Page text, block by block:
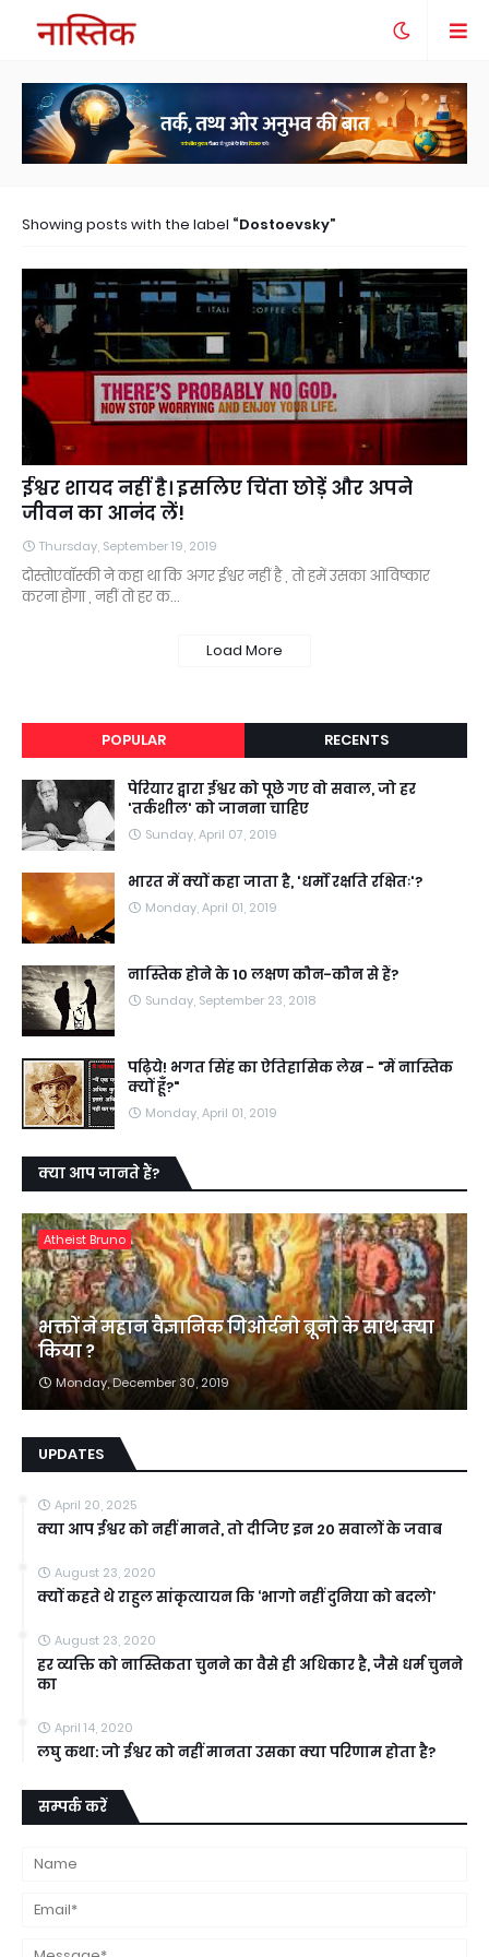
Showing posts with the label Dostoevsky
ईश्वर शायद नहीं है। इसलिए चिंता छोड़ें और अपने
जीवन का आनंद लें!
Thursday, September 19, 2019
दोस्तोएवॉस्की ने कहा था कि अगर ईश्वर नहीं है , तो हमें उसका आविष्कार
करना होगा , नहीं तो हर क…
Load More
POPULAR RECENTS
पेरियार द्वारा ईश्वर को पूछे गए वो सवाल, जो हर
'तर्कशील' को जानना चाहिए
Sunday, April 07, 2019
भारत में क्यों कहा जाता है, 'धर्मो रक्षति रक्षितः'?
Monday, April 01, 2019
नास्तिक होने के 10 लक्षण कौन-कौन से हैं?
Sunday, September 23, 2018
पढ़िये! भगत सिंह का ऐतिहासिक लेख - "मैं नास्तिक
क्यों हूँ?"
Monday, April 01, 2019
क्या आप जानते हैं?
Atheist Bruno
भक्तों ने महान वैज्ञानिक गिओर्दनो ब्रूनो के साथ क्या
किया ?
Monday, December 30, 2019
UPDATES
April 20, 2025
क्या आप ईश्वर को नहीं मानते, तो दीजिए इन 20 सवालों के जवाब
August 23, 2020
क्यों कहते थे राहुल सांकृत्यायन कि ‘भागो नहीं दुनिया को बदलो’
August 23, 2020
हर व्यक्ति को नास्तिकता चुनने का वैसे ही अधिकार है, जैसे धर्म चुनने
का
April 14, 2020
लघु कथा: जो ईश्वर को नहीं मानता उसका क्या परिणाम होता है?
सम्पर्क करें